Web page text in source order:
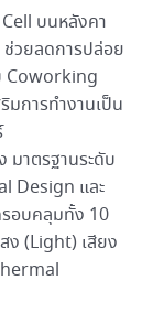
บนหลังคา
ช่วยลดการปล่อย
Coworking
มการทำงานเป็น
าตรฐานระดับ
Design และ
อบคลุมทั้ง 10
ง (Light) เสียง